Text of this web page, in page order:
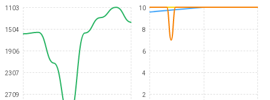
1103
1504
1906
2307
2709
10
8
6
4
2